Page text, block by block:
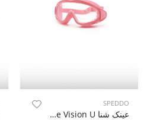
SPEDDO
عینک شنا Unisex Speddo Pure Vision U